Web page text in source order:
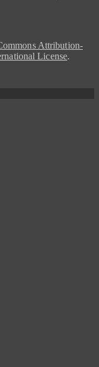
Attribution-
License.